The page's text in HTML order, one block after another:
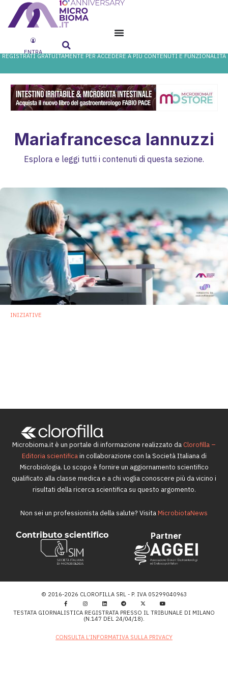
ENTRA
REGISTRATI GRATUITAMENTE PER ACCEDERE A PIÙ CONTENUTI E FUNZIONALITÀ
Mariafrancesca Iannuzzi
Esplora e leggi tutti i contenuti di questa sezione.
INIZIATIVE
Microbioma.it è un portale di informazione realizzato daClorofilla –
Editoria scientificain collaborazione con la Società Italiana di
Microbiologia. Lo scopo è fornire un aggiornamento scientifico
qualificato alla classe medica e a chi voglia conoscere più da vicino i
risultati della ricerca scientifica su questo argomento.
Non sei un professionista della salute? VisitaMicrobiotaNews
Contributo scientifico Partner
© 2016-2026 CLOROFILLA SRL - P. IVA 05299040963
TESTATA GIORNALISTICA REGISTRATA PRESSO IL TRIBUNALE DI MILANO
(N.147 DEL 24/04/18).
CONSULTA L’INFORMATIVA SULLA PRIVACY